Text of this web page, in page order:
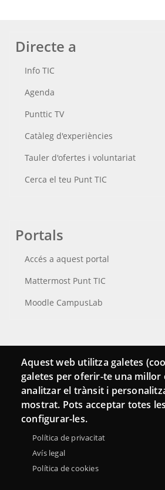
Directe a
Info TIC
Agenda
Punttic TV
Catàleg d'experiències
Tauler d'ofertes i voluntariat
Cerca el teu Punt TIC
Portals
Accés a aquest portal
Mattermost Punt TIC
Moodle CampusLab
Connecta
Bustia de contacte
Butlletins
Aquest web utilitza galetes
galetes per oferir-te una millor
analitzar el trànsit i
mostrat. Pots acceptar totes
configurar-les.
Política de privacitat
Avís legal
Política de cookies